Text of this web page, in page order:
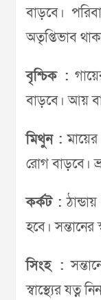
বাড়বে।
অতৃপ্তিভাব
বৃশ্চিক :
বাড়বে। আয়
মিথুন : মায়ের
রোগ বাড়বে।
কর্কট :
হবে। সন্তানের
সিংহ :
স্বাস্থ্যের যত্ন